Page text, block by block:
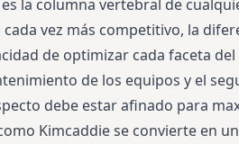
la columna vertebral de
vez más competitivo, la
de optimizar cada faceta
de los equipos y el
debe estar afinado para
Kimcaddie se convierte en